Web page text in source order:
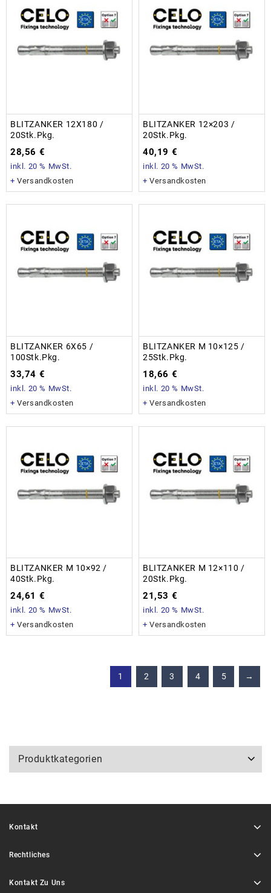
BLITZANKER 12X180 /
20Stk.Pkg.
28,56 €
inkl. 20 % MwSt.
+Versandkosten
BLITZANKER 12×203 /
20Stk.Pkg.
40,19 €
inkl. 20 % MwSt.
+Versandkosten
BLITZANKER 6X65 /
100Stk.Pkg.
33,74 €
inkl. 20 % MwSt.
+Versandkosten
BLITZANKER M 10×125 /
25Stk.Pkg.
18,66 €
inkl. 20 % MwSt.
+Versandkosten
BLITZANKER M 10×92 /
40Stk.Pkg.
24,61 €
inkl. 20 % MwSt.
+Versandkosten
BLITZANKER M 12×110 /
20Stk.Pkg.
21,53 €
inkl. 20 % MwSt.
+Versandkosten
1 2 3 4 5 →
Produktkategorien
Kontakt
Rechtliches
Kontakt Zu Uns